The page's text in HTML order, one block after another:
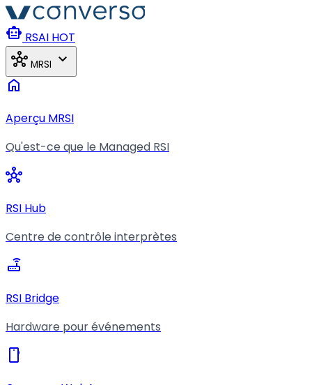
Aller au contenu principal
smart_toy RSAI HOT
hub MRSI expand_more
home
Aperçu MRSI
Qu'est-ce que le Managed RSI
hub
RSI Hub
Centre de contrôle interprètes
router
RSI Bridge
Hardware pour événements
smartphone